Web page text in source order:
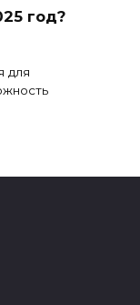
год?
для